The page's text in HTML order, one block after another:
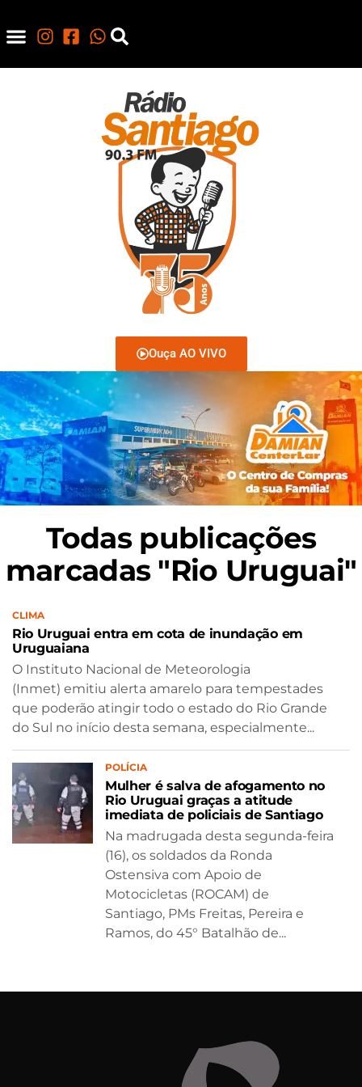
Ouça AO VIVO
Todas publicações
marcadas "Rio Uruguai"
CLIMA
Rio Uruguai entra em cota de inundação em
Uruguaiana
O Instituto Nacional de Meteorologia
(Inmet) emitiu alerta amarelo para tempestades
que poderão atingir todo o estado do Rio Grande
do Sul no início desta semana, especialmente...
POLÍCIA
Mulher é salva de afogamento no
Rio Uruguai graças a atitude
imediata de policiais de Santiago
Na madrugada desta segunda-feira
(16), os soldados da Ronda
Ostensiva com Apoio de
Motocicletas (ROCAM) de
Santiago, PMs Freitas, Pereira e
Ramos, do 45° Batalhão de...